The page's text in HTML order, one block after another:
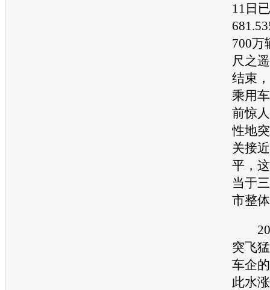
11日
700万
尺之
结束
乘用
前惊
性地
关接
平，
当于
市整
突飞
车企
此水